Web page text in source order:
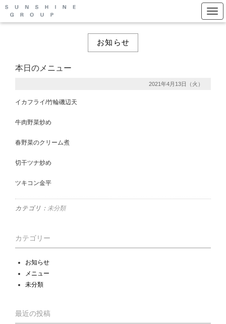
お知らせ
本日のメニュー
2021年4月13日（火）
イカフライ/竹輪磯辺天
牛肉野菜炒め
春野菜のクリーム煮
切干ツナ炒め
ツキコン金平
カテゴリ： 未分類
カテゴリー
お知らせ
メニュー
未分類
最近の投稿